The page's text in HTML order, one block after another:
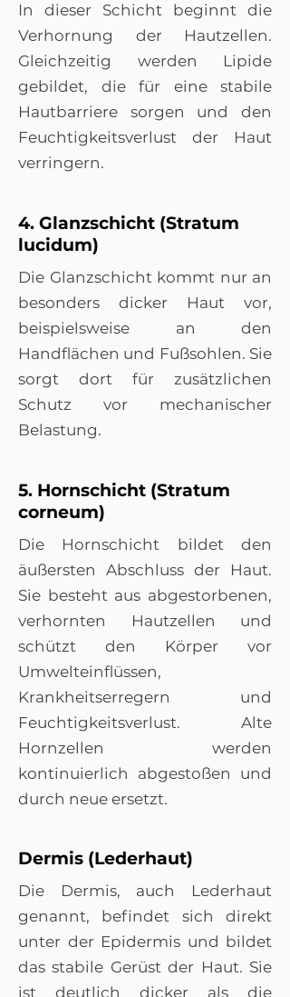
In dieser Schicht beginnt die
Verhornung der Hautzellen.
Gleichzeitig werden Lipide
gebildet, die für eine stabile
Hautbarriere sorgen und den
Feuchtigkeitsverlust der Haut
verringern.
4. Glanzschicht (Stratum
lucidum)
Die Glanzschicht kommt nur an
besonders dicker Haut vor,
beispielsweise an den
Handflächen und Fußsohlen. Sie
sorgt dort für zusätzlichen
Schutz vor mechanischer
Belastung.
5. Hornschicht (Stratum
corneum)
Die Hornschicht bildet den
äußersten Abschluss der Haut.
Sie besteht aus abgestorbenen,
verhornten Hautzellen und
schützt den Körper vor
Umwelteinflüssen,
Krankheitserregern und
Feuchtigkeitsverlust. Alte
Hornzellen werden
kontinuierlich abgestoßen und
durch neue ersetzt.
Dermis (Lederhaut)
Die Dermis, auch Lederhaut
genannt, befindet sich direkt
unter der Epidermis und bildet
das stabile Gerüst der Haut. Sie
ist deutlich dicker als die